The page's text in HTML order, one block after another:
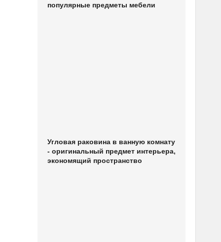
популярные предметы мебели
Угловая раковина в ванную комнату
- оригинальный предмет интерьера,
экономящий пространство